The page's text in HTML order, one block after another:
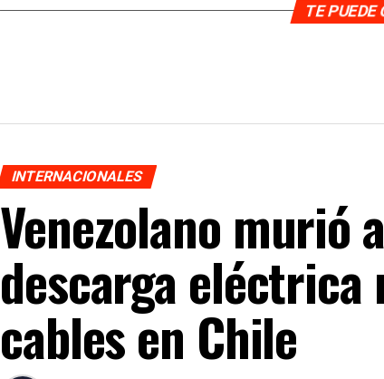
TE PUEDE
INTERNACIONALES
Venezolano murió
descarga
cables en Chile